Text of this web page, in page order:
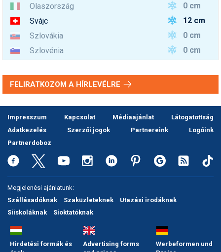
Olaszország
0 cm
Svájc
12 cm
Szlovákia
0 cm
Szlovénia
0 cm
FELIRATKOZOM A HÍRLEVÉLRE
Impresszum Kapcsolat Médiaajánlat
Látogatottság
Adatkezelés
Szerzői jogok Partnereink
Logóink
Partnerdoboz
Megjelenési ajánlatunk:
Szállásadóknak
Szaküzleteknek
Utazási irodáknak
Síiskoláknak
Síoktatóknak
Hirdetési formák és
Advertising forms
Werbeformen und